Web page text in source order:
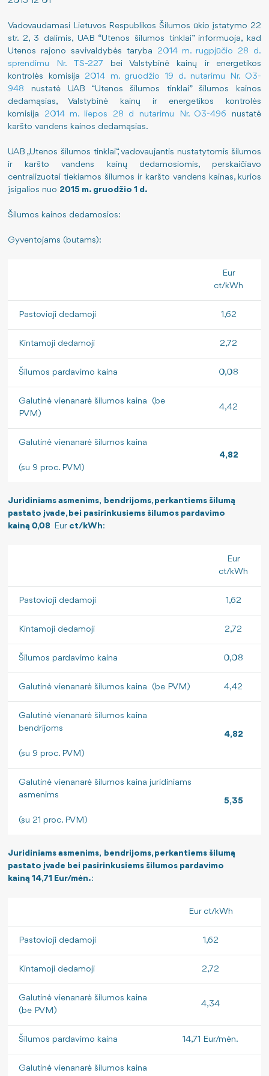
Pajamos
Šilumos energijos gamyba
Kuro struktūra
Išmetamas CO2 kiekis
Atliktos investicijos
Nauji šilumos paskirstymo metodai
Sutartys
Energijos taupymas
Teisinė informacija
Pastato šilumos punkto įrengimo, rekonstravimo
Šilumos supirkimas iš nepriklausomų gamintojų
Norintiems tapti vartotojais
Jūsų saugumui
Jei krizė arba karas: kaip elgtis?
Viešieji pirkimai
Darbo užmokestis
Paskatinimai ir apdovanojimai
Finansinių ataskaitų rinkiniai
Tarnybiniai lengvieji automobiliai
Lėšos veiklai viešinti
ES priemonių planas 2024-2026 m.
Vadovaudamasi Lietuvos Respublikos Šilumos ūkio įstatymo 22
str. 2, 3 dalimis, UAB “Utenos šilumos tinklai” informuoja, kad
Utenos rajono savivaldybės taryba 2014 m. rugpjūčio 28 d.
sprendimu Nr. TS-227 bei Valstybinė kainų ir energetikos
kontrolės komisija 2014 m. gruodžio 19 d. nutarimu Nr. O3-
948 nustatė UAB “Utenos šilumos tinklai” šilumos kainos
dedamąsias, Valstybinė kainų ir energetikos kontrolės
komisija 2014 m. liepos 28 d nutarimu Nr. O3-496 nustatė
karšto vandens kainos dedamąsias.
UAB „Utenos šilumos tinklai“, vadovaujantis nustatytomis šilumos
ir karšto vandens kainų dedamosiomis, perskaičiavo
centralizuotai tiekiamos šilumos ir karšto vandens kainas, kurios
įsigalios nuo 2015 m. gruodžio 1 d.
Šilumos kainos dedamosios:
Gyventojams (butams):
Eur
ct/kWh
Pastovioji dedamoji 1,62
Kintamoji dedamoji 2,72
Šilumos pardavimo kaina 0,08
Galutinė vienanarė šilumos kaina (be
PVM)
4,42
Galutinė vienanarė šilumos kaina
(su 9 proc. PVM)
4,82
Juridiniams asmenims, bendrijoms, perkantiems šilumą
pastato įvade, bei pasirinkusiems šilumos pardavimo
kainą 0,08 Eurct/kWh:
Eur
ct/kWh
Pastovioji dedamoji 1,62
Kintamoji dedamoji 2,72
Šilumos pardavimo kaina 0,08
Galutinė vienanarė šilumos kaina (be PVM) 4,42
Galutinė vienanarė šilumos kaina
bendrijoms
(su 9 proc. PVM)
4,82
Galutinė vienanarė šilumos kaina juridiniams
asmenims
(su 21 proc. PVM)
5,35
Juridiniams asmenims, bendrijoms, perkantiems šilumą
pastato įvade bei pasirinkusiems šilumos pardavimo
kainą 14,71 Eur/mėn.:
Eur ct/kWh
Pastovioji dedamoji 1,62
Kintamoji dedamoji 2,72
Galutinė vienanarė šilumos kaina
(be PVM)
4,34
Šilumos pardavimo kaina 14,71 Eur/mėn.
Galutinė vienanarė šilumos kaina